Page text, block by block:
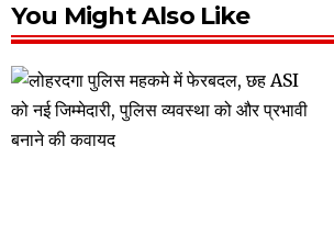
You Might Also Like